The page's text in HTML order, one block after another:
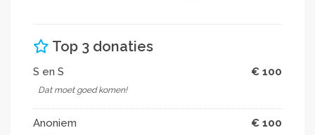
Top 3 donaties
S en S € 100
Dat moet goed komen!
Anoniem € 100